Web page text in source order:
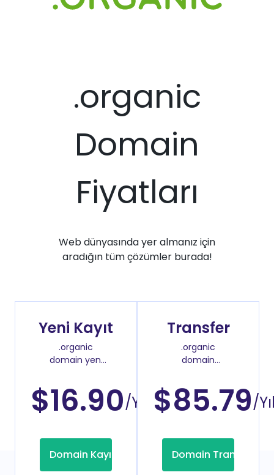
.organic
Domain
Fiyatları
Web dünyasında yer almanız için
aradığın tüm çözümler burada!
Yeni Kayıt
.organic
domain yeni
$16.90/Yıl
Domain Kayıt
Transfer
.organic
domain
$85.79/
Domain Transfer